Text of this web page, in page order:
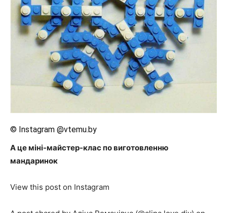
© Instagram @vtemu.by
А це міні-майстер-клас по виготовленню
мандаринок
View this post on Instagram